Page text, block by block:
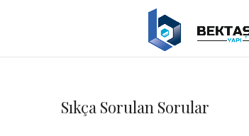
Sıkça Sorulan Sorular